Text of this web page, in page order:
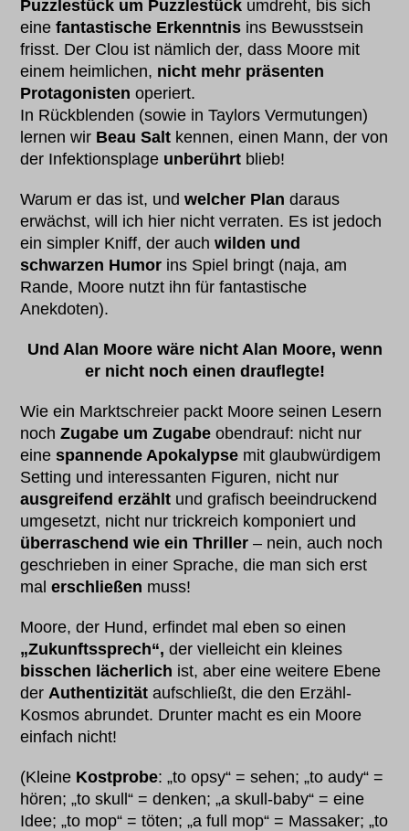
Puzzlestück um Puzzlestück umdreht, bis sich
einefantastische Erkenntnis ins Bewusstsein
frisst. Der Clou ist nämlich der, dass Moore mit
einem heimlichen, nicht mehr präsenten
Protagonisten operiert.
In Rückblenden (sowie in Taylors Vermutungen)
lernen wir Beau Salt kennen, einen Mann, der von
der Infektionsplage unberührt blieb!
Warum er das ist, undwelcher Plan daraus
erwächst, will ich hier nicht verraten. Es ist jedoch
ein simpler Kniff, der auchwilden und
schwarzen Humor ins Spiel bringt (naja, am
Rande, Moore nutzt ihn für fantastische
Anekdoten).
Und Alan Moore wäre nicht Alan Moore, wenn
er nicht noch einen drauflegte!
Wie ein Marktschreier packt Moore seinen Lesern
nochZugabe um Zugabe obendrauf: nicht nur
einespannende Apokalypse mit glaubwürdigem
Setting und interessanten Figuren, nicht nur
ausgreifend erzählt und grafisch beeindruckend
umgesetzt, nicht nur trickreich komponiert und
überraschend wie ein Thriller – nein, auch noch
geschrieben in einer Sprache, die man sich erst
malerschließen muss!
Moore, der Hund, erfindet mal eben so einen
„Zukunftssprech“, der vielleicht ein kleines
bisschen lächerlich ist, aber eine weitere Ebene
derAuthentizität aufschließt, die den Erzähl-
Kosmos abrundet. Drunter macht es ein Moore
einfach nicht!
(Kleine Kostprobe: „to opsy“ = sehen; „to audy“ =
hören; „to skull“ = denken; „a skull-baby“ = eine
Idee; „to mop“ = töten; „a full mop“ = Massaker; „to